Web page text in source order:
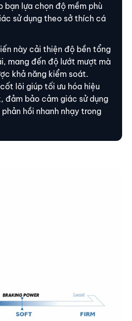
bạn lựa chọn độ mềm phù
sử dụng theo sở thích cá
này cải thiện độ bền tổng
mang đến độ lướt mượt mà
khả năng kiểm soát.
lõi giúp tối ưu hóa hiệu
đảm bảo cảm giác sử dụng
hồi nhanh nhạy trong